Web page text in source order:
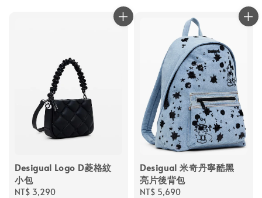
Desigual Logo D菱格紋
小包
Regular
NT$ 3,290
Desigual 米奇丹寧酷黑
亮片後背包
Regular
NT$ 5,690